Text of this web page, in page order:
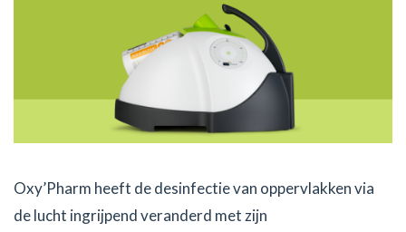
Oxy’Pharm heeft de desinfectie van oppervlakken via
de lucht ingrijpend veranderd met zijn